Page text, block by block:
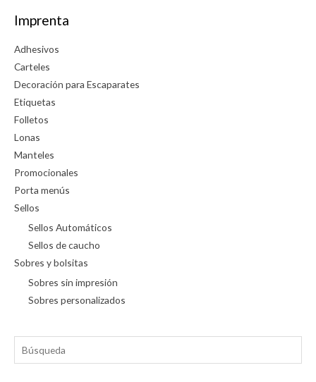
Imprenta
Adhesivos
Carteles
Decoración para Escaparates
Etiquetas
Folletos
Lonas
Manteles
Promocionales
Porta menús
Sellos
Sellos Automáticos
Sellos de caucho
Sobres y bolsitas
Sobres sin impresión
Sobres personalizados
Búsqueda